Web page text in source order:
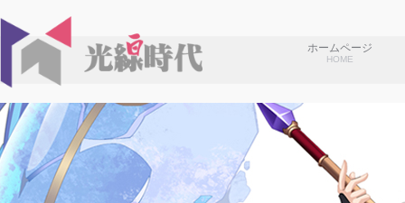
ホームページ
HOME